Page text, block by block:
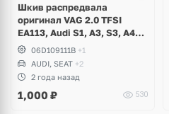
Шкив распредвала
оригинал VAG 2.0 TFSI
EA113, Audi S1, A3, S3, A4
B6, B7, A6 C6, TT, TTS,
Volkswagen Golf 5 GTI, 6 R,
Scirocco, Eos, Jetta, Passat
B6, Skoda Octavia A5 RS,
Seat Leon Cupra
06D109111B +1
AUDI, SEAT +2
2 года назад
1,000 ₽ 530